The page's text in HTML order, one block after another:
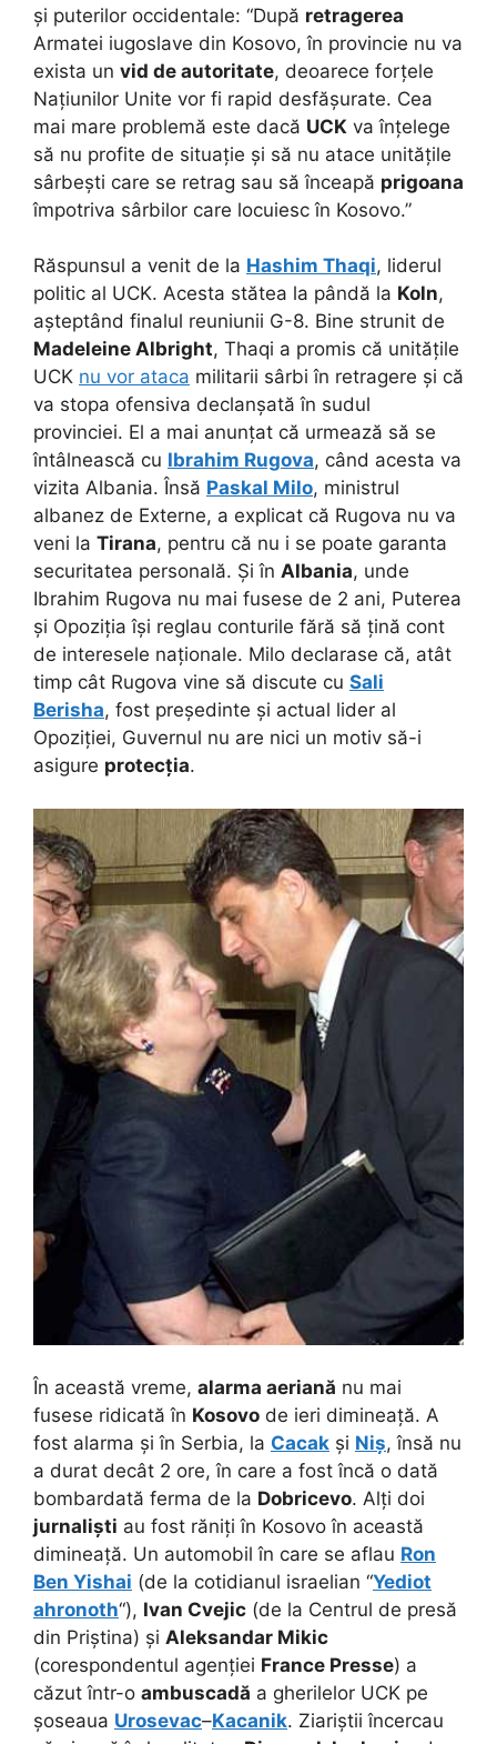
și puterilor occidentale: “După retragerea
Armatei iugoslave din Kosovo, în provincie nu va
exista un vid de autoritate, deoarece forțele
Națiunilor Unite vor fi rapid desfășurate. Cea
mai mare problemă este dacă UCK va înțelege
să nu profite de situație și să nu atace unitățile
sârbești care se retrag sau să înceapă prigoana
împotriva sârbilor care locuiesc în Kosovo.”
Răspunsul a venit de la Hashim Thaqi, liderul
politic al UCK. Acesta stătea la pândă la Koln,
așteptând finalul reuniunii G-8. Bine strunit de
Madeleine Albright, Thaqi a promis că unitățile
UCK nu vor ataca militarii sârbi în retragere și că
va stopa ofensiva declanșată în sudul
provinciei. El a mai anunțat că urmează să se
întâlnească cu Ibrahim Rugova, când acesta va
vizita Albania. Însă Paskal Milo, ministrul
albanez de Externe, a explicat că Rugova nu va
veni la Tirana, pentru că nu i se poate garanta
securitatea personală. Și în Albania, unde
Ibrahim Rugova nu mai fusese de 2 ani, Puterea
și Opoziția își reglau conturile fără să țină cont
de interesele naționale. Milo declarase că, atât
timp cât Rugova vine să discute cu Sali
Berisha, fost președinte și actual lider al
Opoziției, Guvernul nu are nici un motiv să-i
asigure protecția.
În această vreme, alarma aeriană nu mai
fusese ridicată în Kosovo de ieri dimineață. A
fost alarma și în Serbia, la Cacak și Niș, însă nu
a durat decât 2 ore, în care a fost încă o dată
bombardată ferma de la Dobricevo. Alți doi
jurnaliști au fost răniți în Kosovo în această
dimineață. Un automobil în care se aflau Ron
Ben Yishai (de la cotidianul israelian “Yediot
ahronoth“), Ivan Cvejic (de la Centrul de presă
din Priștina) și Aleksandar Mikic
(corespondentul agenției France Presse) a
căzut într-o ambuscadă a gherilelor UCK pe
șoseaua Urosevac–Kacanik. Ziariștii încercau